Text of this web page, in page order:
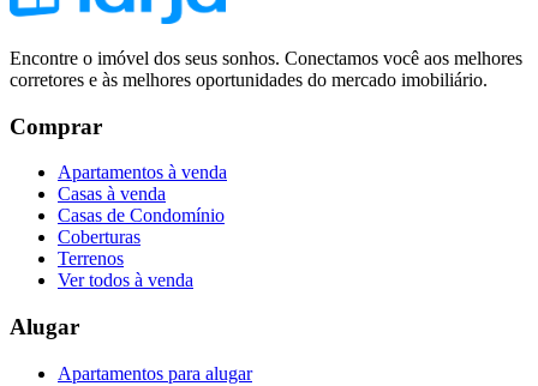
Encontre o imóvel dos seus sonhos. Conectamos você aos melhores
corretores e às melhores oportunidades do mercado imobiliário.
Comprar
Apartamentos à venda
Casas à venda
Casas de Condomínio
Coberturas
Terrenos
Ver todos à venda
Alugar
Apartamentos para alugar